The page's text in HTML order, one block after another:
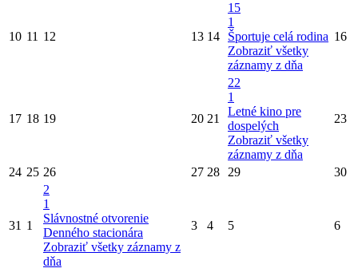
10 11 12 13 14
15
1
Športuje celá rodina
Zobraziť všetky
záznamy z dňa
16
17 18 19 20 21
22
1
Letné kino pre
dospelých
Zobraziť všetky
záznamy z dňa
23
24 25 26 27 28 29 30
31 1
2
1
Slávnostné otvorenie
Denného stacionára
Zobraziť všetky záznamy z
dňa
3 4 5 6